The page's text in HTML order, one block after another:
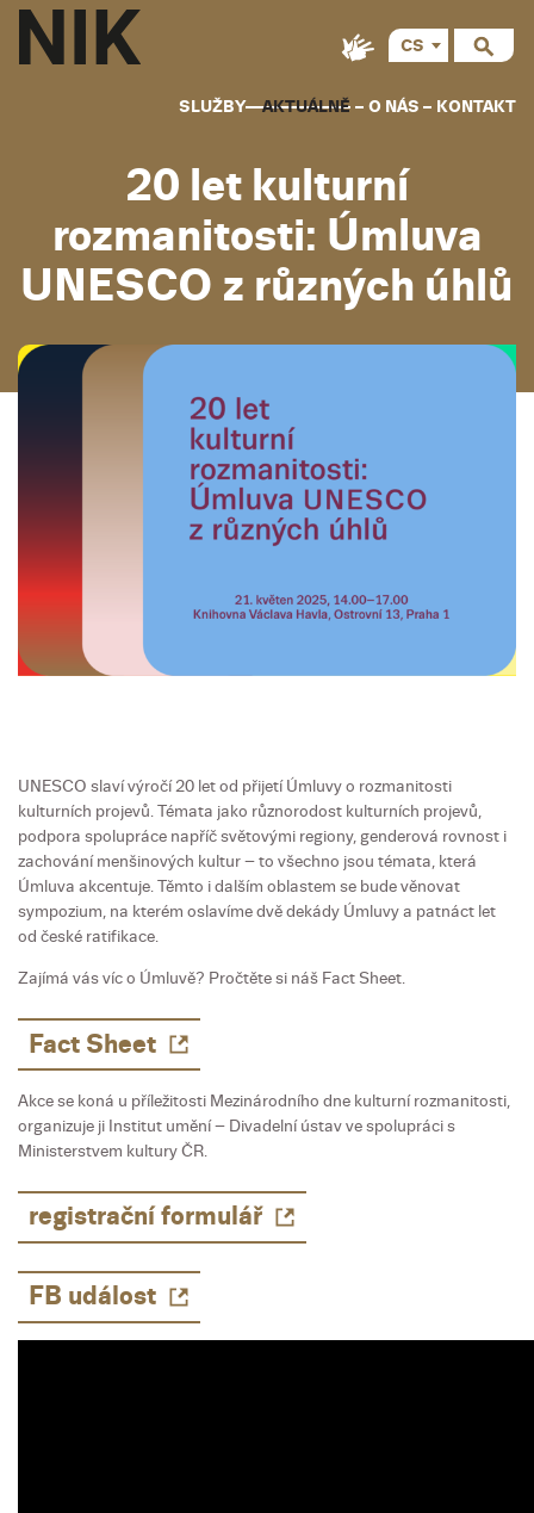
SLUŽBY AKTUÁLNĚ O NÁS KONTAKT
CS
20 let kulturní
rozmanitosti: Úmluva
UNESCO z různých úhlů
UNESCO slaví výročí 20 let od přijetí Úmluvy o rozmanitosti
kulturních projevů. Témata jako různorodost kulturních projevů,
podpora spolupráce napříč světovými regiony, genderová rovnost i
zachování menšinových kultur – to všechno jsou témata, která
Úmluva akcentuje. Těmto i dalším oblastem se bude věnovat
sympozium, na kterém oslavíme dvě dekády Úmluvy a patnáct let
od české ratifikace.
Zajímá vás víc o Úmluvě? Pročtěte si náš Fact Sheet.
Fact Sheet
Akce se koná u příležitosti Mezinárodního dne kulturní rozmanitosti,
organizuje ji Institut umění – Divadelní ústav ve spolupráci s
Ministerstvem kultury ČR.
registrační formulář
FB událost